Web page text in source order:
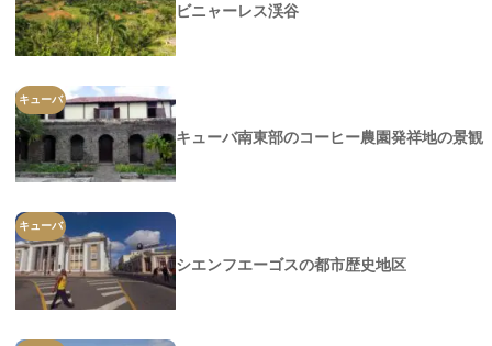
ビニャーレス渓谷
キューバ
キューバ南東部のコーヒー農園発祥地の景観
キューバ
シエンフエーゴスの都市歴史地区